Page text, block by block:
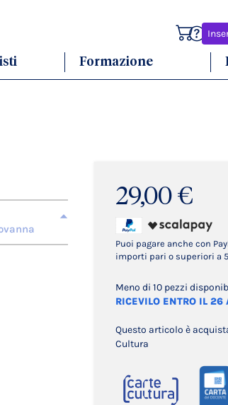
Carrello
Formazione
29,00 €
Puoi pagare anche con
importi pari o superiori a
Meno di 10 pezzi
RICEVILO ENTRO IL 26
Questo articolo è
Cultura